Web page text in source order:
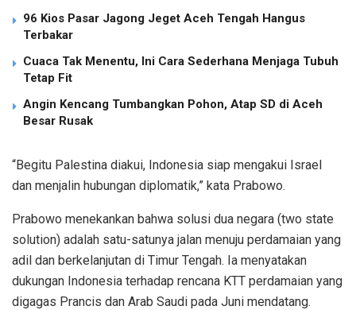
96 Kios Pasar Jagong Jeget Aceh Tengah Hangus
Terbakar
Cuaca Tak Menentu, Ini Cara Sederhana Menjaga Tubuh
Tetap Fit
Angin Kencang Tumbangkan Pohon, Atap SD di Aceh
Besar Rusak
“Begitu Palestina diakui, Indonesia siap mengakui Israel
dan menjalin hubungan diplomatik,” kata Prabowo.
Prabowo menekankan bahwa solusi dua negara (two state
solution) adalah satu-satunya jalan menuju perdamaian yang
adil dan berkelanjutan di Timur Tengah. Ia menyatakan
dukungan Indonesia terhadap rencana KTT perdamaian yang
digagas Prancis dan Arab Saudi pada Juni mendatang.